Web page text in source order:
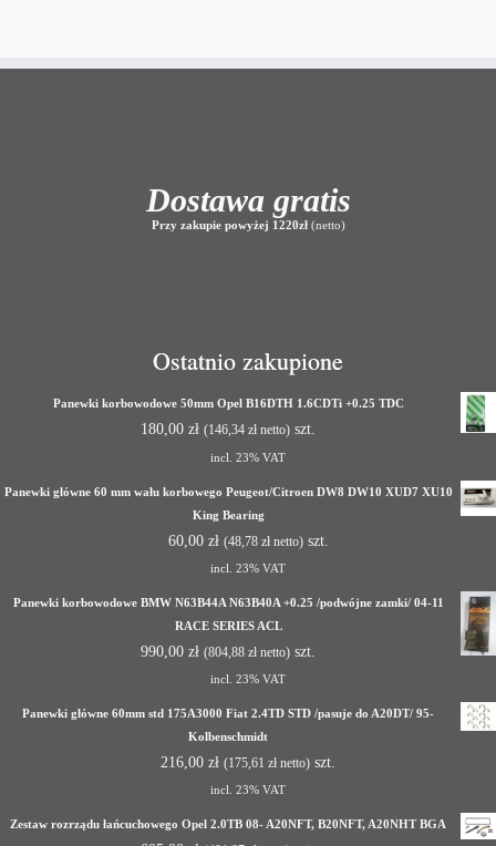
Dostawa gratis
Przy zakupie powyżej 1220zł(netto)
Ostatnio zakupione
Panewki korbowodowe 50mm Opel B16DTH 1.6CDTi +0.25 TDC
180,00 zł (146,34 zł netto) szt.
incl. 23% VAT
Panewki główne 60 mm wału korbowego Peugeot/Citroen DW8 DW10 XUD7 XU10
King Bearing
60,00 zł (48,78 złnetto)szt.
incl. 23% VAT
Panewki korbowodowe BMW N63B44A N63B40A +0.25 /podwójne zamki/ 04-11
RACE SERIES ACL
990,00 zł (804,88 zł netto) szt.
incl. 23% VAT
Panewki główne 60mm std 175A3000 Fiat 2.4TD STD /pasuje do A20DT/ 95-
Kolbenschmidt
216,00 zł (175,61 zł netto) szt.
incl. 23% VAT
Zestaw rozrządu łańcuchowego Opel 2.0TB 08- A20NFT, B20NFT, A20NHT BGA